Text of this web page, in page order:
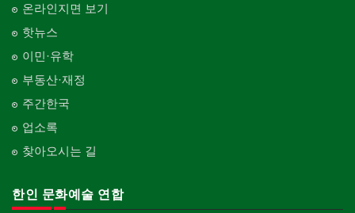
온라인지면 보기
핫뉴스
이민·유학
부동산·재정
주간한국
업소록
찾아오시는 길
한인 문화예술 연합